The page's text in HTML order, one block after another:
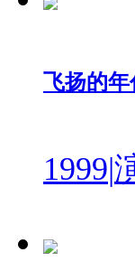
飞扬的
1999|